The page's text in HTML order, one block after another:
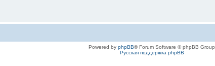
Powered by phpBB® Forum Software © phpBB Group
Русская поддержка phpBB